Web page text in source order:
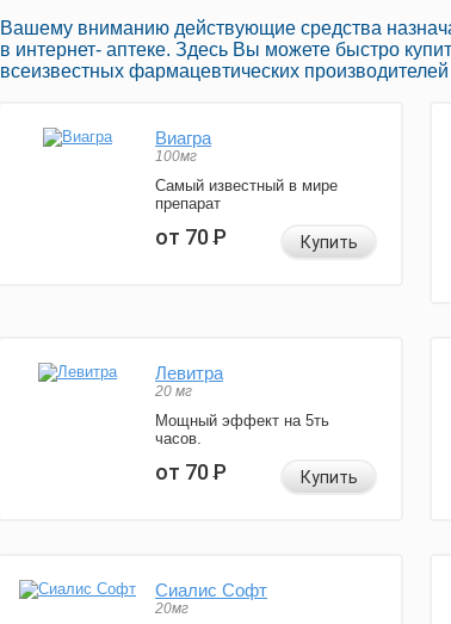
Вашему вниманию действующие средства
в интернет- аптеке. Здесь Вы можете быстро
всеизвестных фармацевтических
Виагра
100мг
Самый известный в мире
препарат
от 70Р Купить
Левитра
20 мг
Мощный эффект на 5ть
часов.
от 70Р Купить
Сиалис Софт
20мг